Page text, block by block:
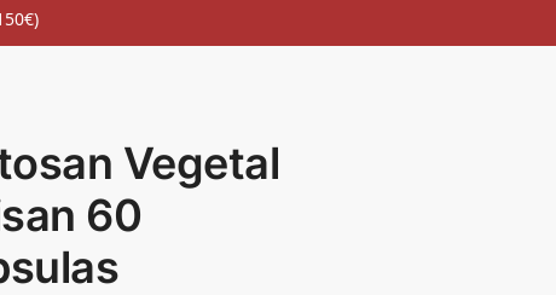
Vegetal
60